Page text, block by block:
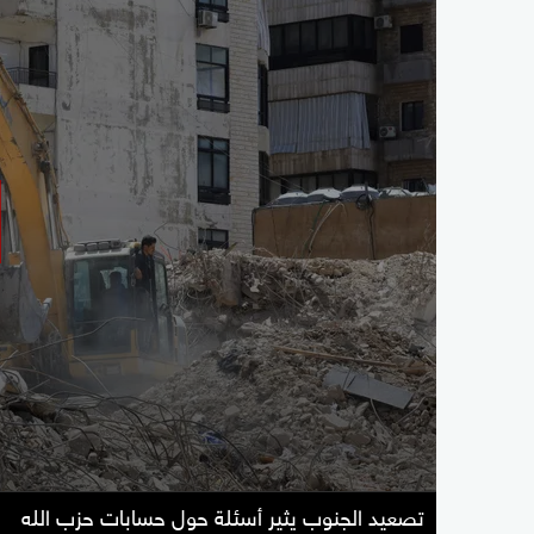
تصعيد الجنوب يثير أسئلة حول حسابات حزب الله